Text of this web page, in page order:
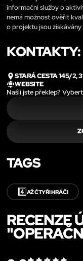
informační služby o
nemá možnost ověřit
o projektu jsou
KONTAKTY:
STARÁ CESTA 145/2,
WEBSITE
Našli jste překlep?
TAGS
4️⃣AŽ ČTYŘI HRÁČI
RECENZE